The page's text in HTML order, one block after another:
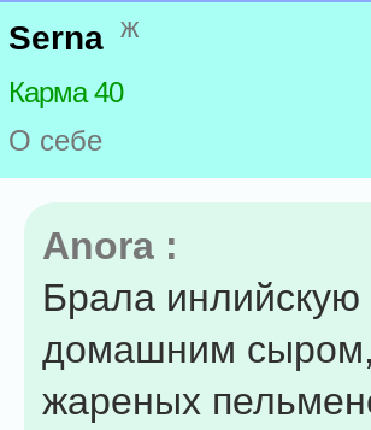
Serna ж
Карма 40
О себе
Anora :
Брала инлийскую
домашним сыром,
жареных